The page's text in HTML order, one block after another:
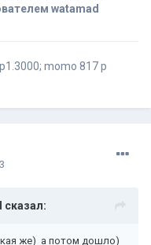
watamad
momo 817 p
сказал:
же) а потом дошло)